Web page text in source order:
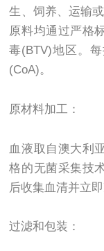
生、饲养、运输
原料均通过严格
毒(BTV)地区。
(CoA)。
原材料加工：
血液取自澳大利
格的无菌采集技
后收集血清并立即
过滤和包装：